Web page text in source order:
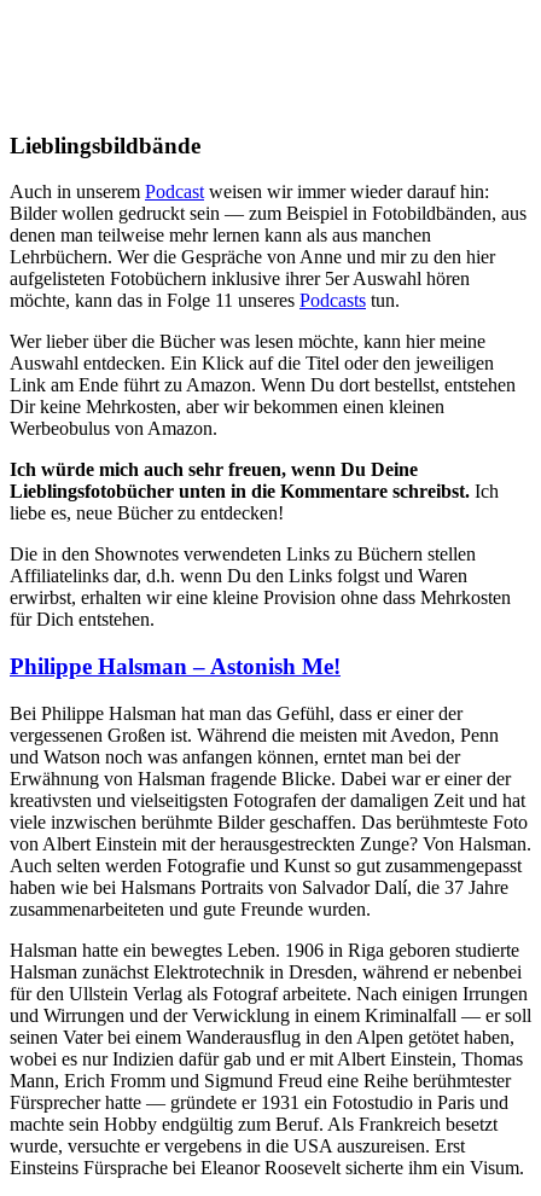
Lieblingsbildbände
Auch in unserem Podcast weisen wir immer wieder darauf hin:
Bilder wollen gedruckt sein — zum Beispiel in Fotobildbänden, aus
denen man teilweise mehr lernen kann als aus manchen
Lehrbüchern. Wer die Gespräche von Anne und mir zu den hier
aufgelisteten Fotobüchern inklusive ihrer 5er Auswahl hören
möchte, kann das in Folge 11 unseres Podcasts tun.
Wer lieber über die Bücher was lesen möchte, kann hier meine
Auswahl entdecken. Ein Klick auf die Titel oder den jeweiligen
Link am Ende führt zu Amazon. Wenn Du dort bestellst, entstehen
Dir keine Mehrkosten, aber wir bekommen einen kleinen
Werbeobulus von Amazon.
Ich würde mich auch sehr freuen, wenn Du Deine
Lieblingsfotobücher unten in die Kommentare schreibst. Ich
liebe es, neue Bücher zu entdecken!
Die in den Shownotes verwendeten Links zu Büchern stellen
Affiliatelinks dar, d.h. wenn Du den Links folgst und Waren
erwirbst, erhalten wir eine kleine Provision ohne dass Mehrkosten
für Dich entstehen.
Philippe Halsman – Astonish Me!
Bei Philippe Halsman hat man das Gefühl, dass er einer der
vergessenen Großen ist. Während die meisten mit Avedon, Penn
und Watson noch was anfangen können, erntet man bei der
Erwähnung von Halsman fragende Blicke. Dabei war er einer der
kreativsten und vielseitigsten Fotografen der damaligen Zeit und hat
viele inzwischen berühmte Bilder geschaffen. Das berühmteste Foto
von Albert Einstein mit der herausgestreckten Zunge? Von Halsman.
Auch selten werden Fotografie und Kunst so gut zusammengepasst
haben wie bei Halsmans Portraits von Salvador Dalí, die 37 Jahre
zusammenarbeiteten und gute Freunde wurden.
Halsman hatte ein bewegtes Leben. 1906 in Riga geboren studierte
Halsman zunächst Elektrotechnik in Dresden, während er nebenbei
für den Ullstein Verlag als Fotograf arbeitete. Nach einigen Irrungen
und Wirrungen und der Verwicklung in einem Kriminalfall — er soll
seinen Vater bei einem Wanderausflug in den Alpen getötet haben,
wobei es nur Indizien dafür gab und er mit Albert Einstein, Thomas
Mann, Erich Fromm und Sigmund Freud eine Reihe berühmtester
Fürsprecher hatte — gründete er 1931 ein Fotostudio in Paris und
machte sein Hobby endgültig zum Beruf. Als Frankreich besetzt
wurde, versuchte er vergebens in die USA auszureisen. Erst
Einsteins Fürsprache bei Eleanor Roosevelt sicherte ihm ein Visum.